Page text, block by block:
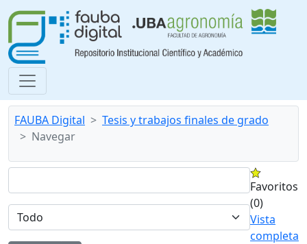
FAUBA Digital
Tesis y trabajos finales de grado
Navegar
Favoritos
(0)
Vista
completa